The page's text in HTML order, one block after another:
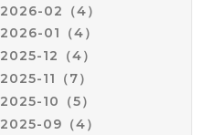
2026-02（4）
2026-01（4）
2025-12（4）
2025-11（7）
2025-10（5）
2025-09（4）